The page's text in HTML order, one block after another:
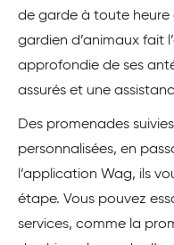
de garde à toute heure
gardien d’animaux fait
approfondie de ses
assurés et une
Des promenades
personnalisées, en
l’application Wag, ils
étape. Vous pouvez
services, comme la